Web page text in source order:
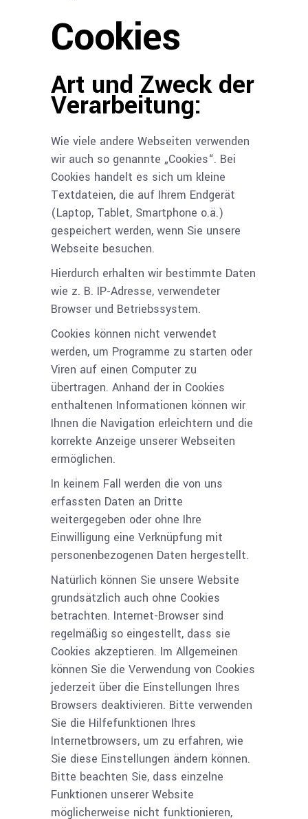
Cookies
Art und Zweck der
Verarbeitung:
Wie viele andere Webseiten verwenden
wir auch so genannte „Cookies“. Bei
Cookies handelt es sich um kleine
Textdateien, die auf Ihrem Endgerät
(Laptop, Tablet, Smartphone o.ä.)
gespeichert werden, wenn Sie unsere
Webseite besuchen.
Hierdurch erhalten wir bestimmte Daten
wie z. B. IP-Adresse, verwendeter
Browser und Betriebssystem.
Cookies können nicht verwendet
werden, um Programme zu starten oder
Viren auf einen Computer zu
übertragen. Anhand der in Cookies
enthaltenen Informationen können wir
Ihnen die Navigation erleichtern und die
korrekte Anzeige unserer Webseiten
ermöglichen.
In keinem Fall werden die von uns
erfassten Daten an Dritte
weitergegeben oder ohne Ihre
Einwilligung eine Verknüpfung mit
personenbezogenen Daten hergestellt.
Natürlich können Sie unsere Website
grundsätzlich auch ohne Cookies
betrachten. Internet-Browser sind
regelmäßig so eingestellt, dass sie
Cookies akzeptieren. Im Allgemeinen
können Sie die Verwendung von Cookies
jederzeit über die Einstellungen Ihres
Browsers deaktivieren. Bitte verwenden
Sie die Hilfefunktionen Ihres
Internetbrowsers, um zu erfahren, wie
Sie diese Einstellungen ändern können.
Bitte beachten Sie, dass einzelne
Funktionen unserer Website
möglicherweise nicht funktionieren,